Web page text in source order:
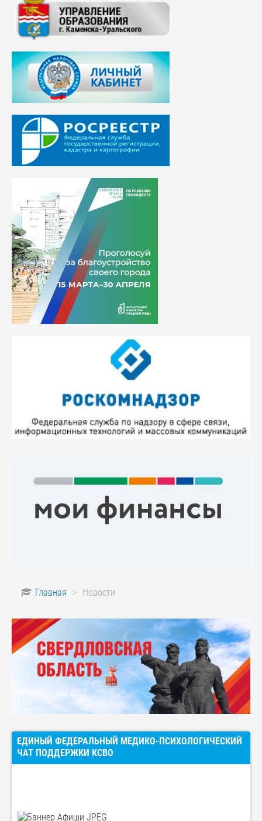
Главная Новости
ЕДИНЫЙ ФЕДЕРАЛЬНЫЙ МЕДИКО-ПСИХОЛОГИЧЕСКИЙ
ЧАТ ПОДДЕРЖКИ КСВО